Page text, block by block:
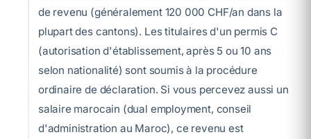
de revenu (généralement 120 000 CHF/an dans la
plupart des cantons). Les titulaires d'un permis C
(autorisation d'établissement, après 5 ou 10 ans
selon nationalité) sont soumis à la procédure
ordinaire de déclaration. Si vous percevez aussi un
salaire marocain (dual employment, conseil
d'administration au Maroc), ce revenu est